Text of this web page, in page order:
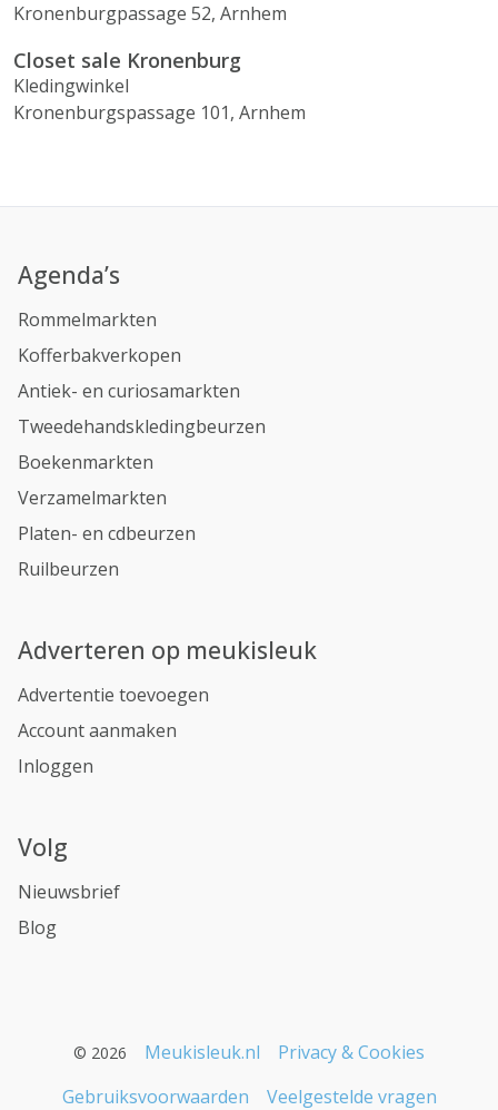
Kronenburgpassage 52, Arnhem
Closet sale Kronenburg
Kledingwinkel
Kronenburgspassage 101, Arnhem
Agenda’s
Rommelmarkten
Kofferbakverkopen
Antiek- en curiosamarkten
Tweedehandskledingbeurzen
Boekenmarkten
Verzamelmarkten
Platen- en cdbeurzen
Ruilbeurzen
Adverteren op meukisleuk
Advertentie toevoegen
Account aanmaken
Inloggen
Volg
Nieuwsbrief
Blog
© 2026 Meukisleuk.nl
Privacy & Cookies
Gebruiksvoorwaarden
Veelgestelde vragen